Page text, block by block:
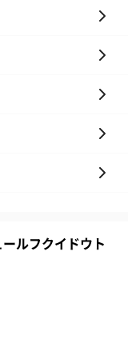
ルフクイドウト